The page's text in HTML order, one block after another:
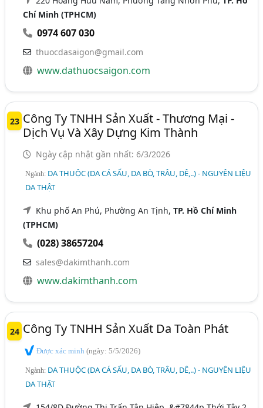
Chí Minh (TPHCM)
0974 607 030
thuocdasaigon@gmail.com
www.dathuocsaigon.com
23 Công Ty TNHH Sản Xuất - Thương Mại -
Dịch Vụ Và Xây Dựng Kim Thành
Ngày cập nhật gần nhất: 6/3/2026
Ngành: DA THUỘC (DA CÁ SẤU, DA BÒ, TRÂU, DÊ,..) - NGUYÊN LIỆU
DA THẬT
Khu phố An Phú, Phường An Tịnh,TP. Hồ Chí Minh
(TPHCM)
(028) 38657204
sales@dakimthanh.com
www.dakimthanh.com
24 Công Ty TNHH Sản Xuất Da Toàn Phát
Được xác minh(ngày: 5/5/2026)
Ngành: DA THUỘC (DA CÁ SẤU, DA BÒ, TRÂU, DÊ,..) - NGUYÊN LIỆU
DA THẬT